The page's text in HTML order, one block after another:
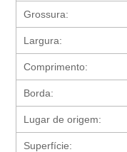
Grossura:
Largura:
Comprimento:
Borda:
Lugar de origem:
Superfície: